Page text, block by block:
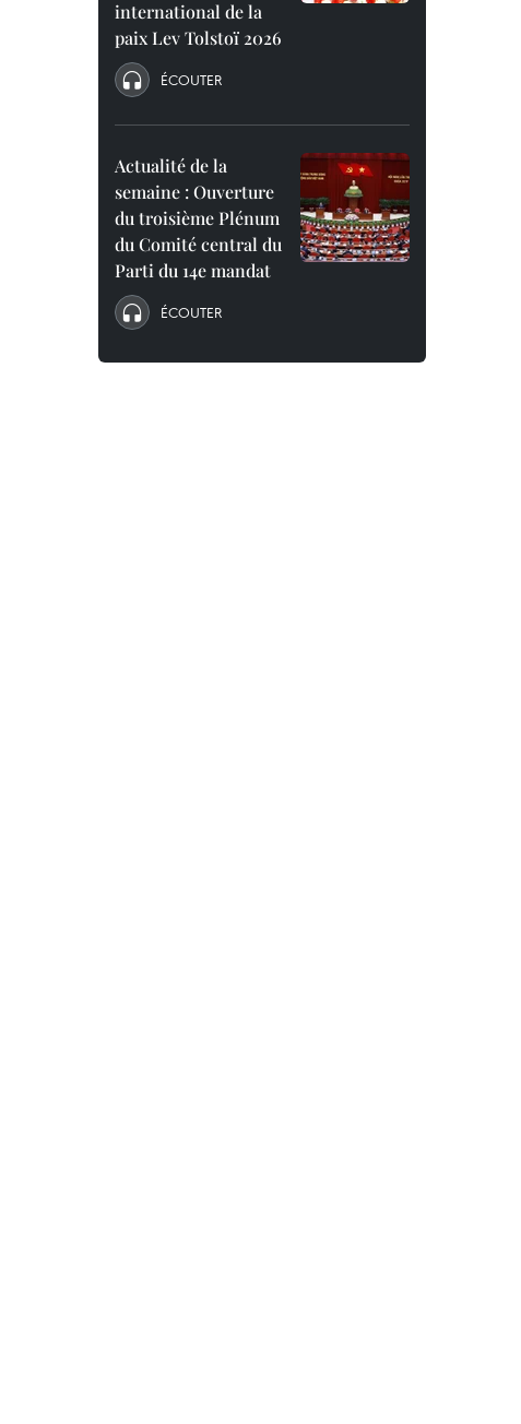
international de la
paix Lev Tolstoï 2026
ÉCOUTER
Actualité de la
semaine : Ouverture
du troisième Plénum
du Comité central du
Parti du 14e mandat
ÉCOUTER